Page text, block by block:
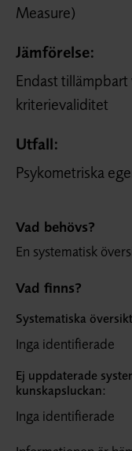
Measure)
Jämförelse:
Endast
kriterievaliditet
Utfall:
Psykometriska
Vad behövs?
En systematisk
Vad finns?
Systematiska
Inga identifierade
Ej uppdaterade
kunskapsluckan:
Inga identifierade